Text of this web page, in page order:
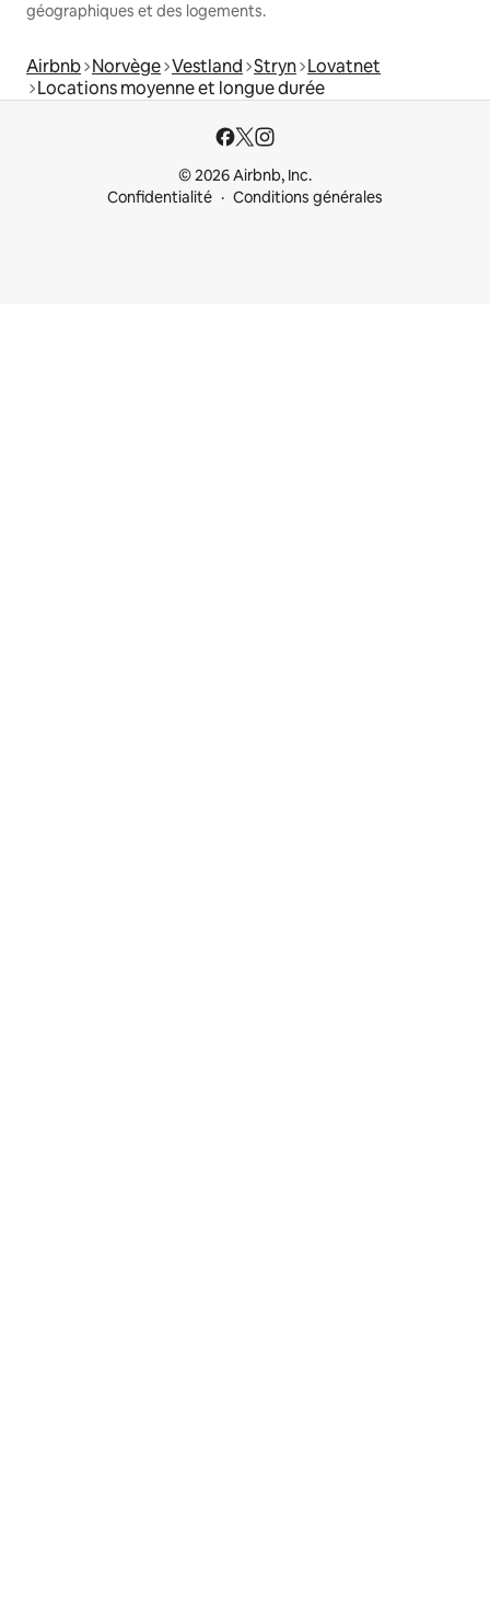
géographiques et des logements.
Airbnb Norvège Vestland Stryn Lovatnet
Locations moyenne et longue durée
© 2026 Airbnb, Inc.
Confidentialité
Conditions générales